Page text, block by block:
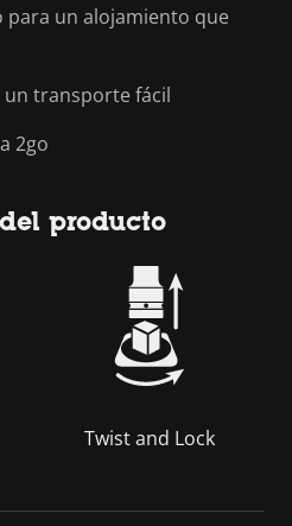
para un alojamiento que
un transporte fácil
2go
producto
Twist and Lock